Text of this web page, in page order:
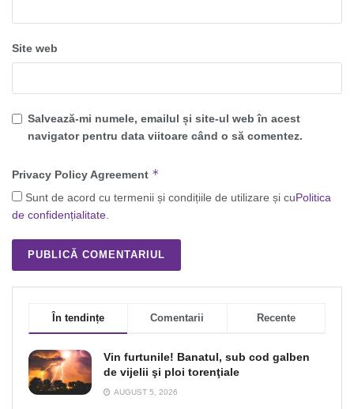
Site web
Salvează-mi numele, emailul și site-ul web în acest
navigator pentru data viitoare când o să comentez.
Privacy Policy Agreement *
Sunt de acord cu termenii și condițiile de utilizare și cuPolitica
de confidențialitate
În tendințe Comentarii Recente
Vin furtunile! Banatul, sub cod galben
de vijelii şi ploi torenţiale
AUGUST 5, 2026